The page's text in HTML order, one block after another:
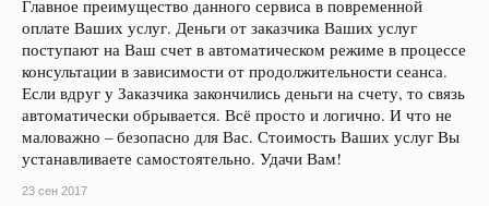
Главное преимущество данного сервиса в повременной
оплате Ваших услуг. Деньги от заказчика Ваших услуг
поступают на Ваш счет в автоматическом режиме в процессе
консультации в зависимости от продолжительности сеанса.
Если вдруг у Заказчика закончились деньги на счету, то связь
автоматически обрывается. Всё просто и логично. И что не
маловажно – безопасно для Вас. Стоимость Ваших услуг Вы
устанавливаете самостоятельно. Удачи Вам!
23 сен 2017